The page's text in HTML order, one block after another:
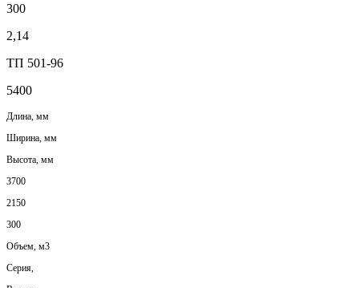
300
2,14
ТП 501-96
5400
Длина, мм
Ширина, мм
Высота, мм
3700
2150
300
Объем, м3
Серия,